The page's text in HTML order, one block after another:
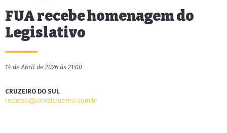
FUA recebe homenagem do
Legislativo
14 de Abril de 2026 às 21:00
CRUZEIRO DO SUL
redacao@jornalcruzeiro.com.br